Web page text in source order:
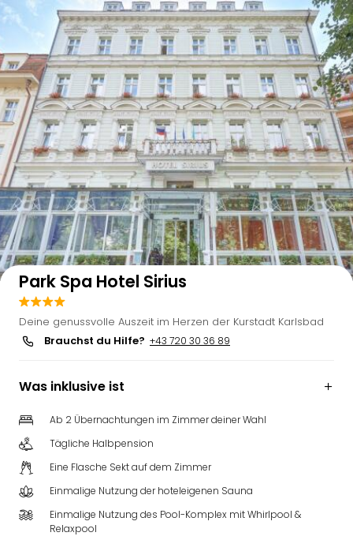
Auf der Karte anzeigen
Park Spa Hotel Sirius
Deine genussvolle Auszeit im Herzen der Kurstadt Karlsbad
Brauchst du Hilfe? +43 720 30 36 89
Was inklusive ist
Ab 2 Übernachtungen im Zimmer deiner Wahl
Tägliche Halbpension
Eine Flasche Sekt auf dem Zimmer
Einmalige Nutzung der hoteleigenen Sauna
Einmalige Nutzung des Pool-Komplex mit Whirlpool &
Relaxpool